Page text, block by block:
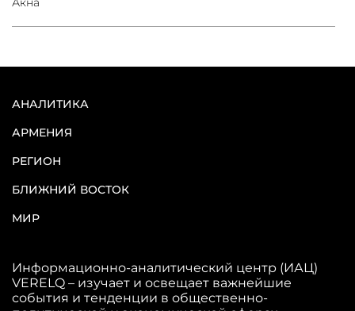
АНАЛИТИКА
АРМЕНИЯ
РЕГИОН
БЛИЖНИЙ ВОСТОК
МИР
Информационно-аналитический центр (ИАЦ)
VERELQ – изучает и освещает важнейшие
события и тенденции в общественно-